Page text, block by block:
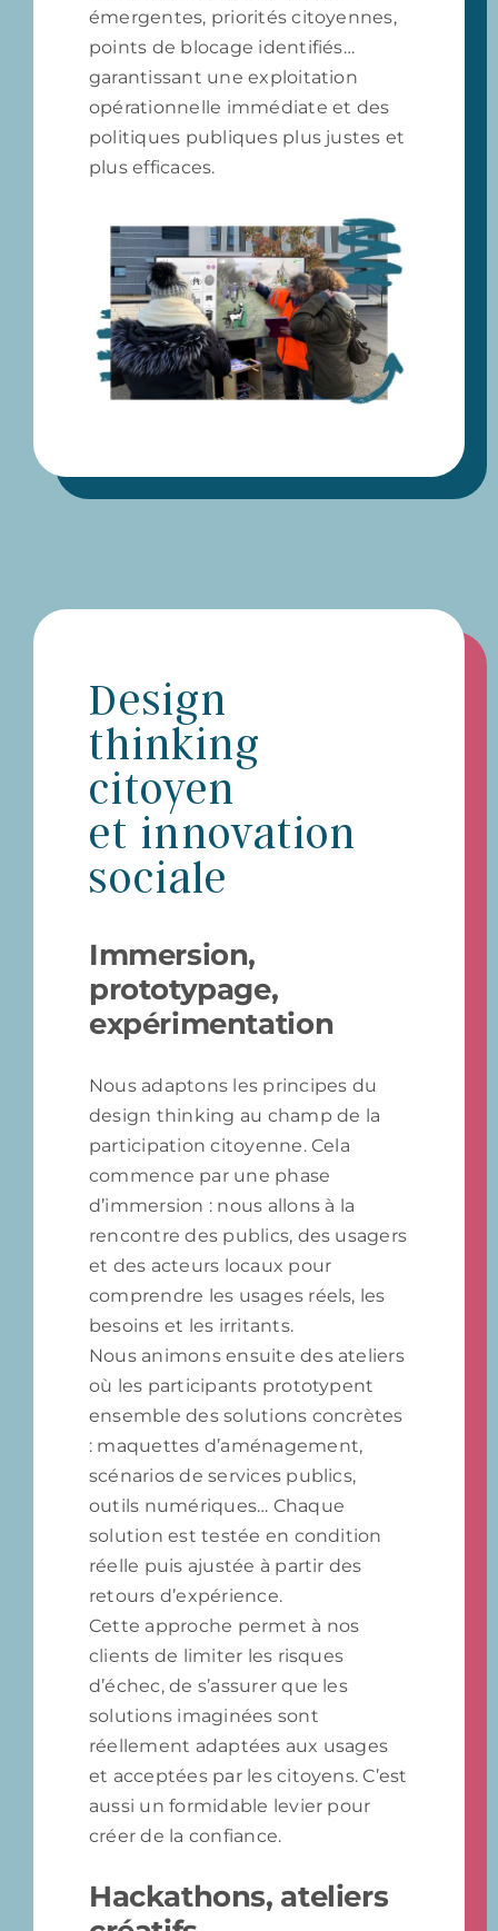
émergentes, priorités citoyennes,
points de blocage identifiés…
garantissant une exploitation
opérationnelle immédiate et des
politiques publiques plus justes et
plus efficaces.
Design
thinking
citoyen
et innovation
sociale
Immersion,
prototypage,
expérimentation
Nous adaptons les principes du
design thinking au champ de la
participation citoyenne. Cela
commence par une phase
d’immersion : nous allons à la
rencontre des publics, des usagers
et des acteurs locaux pour
comprendre les usages réels, les
besoins et les irritants.
Nous animons ensuite des ateliers
où les participants prototypent
ensemble des solutions concrètes
: maquettes d’aménagement,
scénarios de services publics,
outils numériques… Chaque
solution est testée en condition
réelle puis ajustée à partir des
retours d’expérience.
Cette approche permet à nos
clients de limiter les risques
d’échec, de s’assurer que les
solutions imaginées sont
réellement adaptées aux usages
et acceptées par les citoyens. C’est
aussi un formidable levier pour
créer de la confiance.
Hackathons, ateliers